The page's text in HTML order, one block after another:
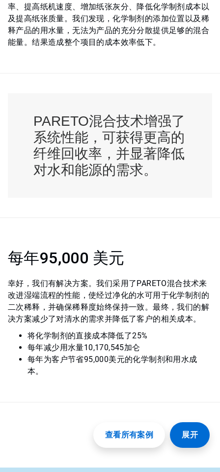
率、提高纸机速度、增加纸张灰分、降低化学制剂成本以
及提高纸张质量。我们发现，化学制剂的添加位置以及稀
释产品的用水量，无法为产品的充分分散提供足够的混合
能量。结果造成整个项目的成本效率低下。
PARETO混合技术增强了
系统性能，可获得更高的
纤维回收率，并显著降低
对水和能源的需求。
每年95,000 美元
幸好，我们有解决方案。我们采用了PARETO混合技术来
改进湿端流程的性能，使经过净化的水可用于化学制剂的
二次稀释，并确保稀释度始终保持一致。最终，我们的解
决方案减少了对清水的需求并降低了客户的相关成本。
将化学制剂的直接成本降低了25%
每年减少用水量10,170,545加仑
每年为客户节省95,000美元的化学制剂和用水成
本。
查看所有案例 展开